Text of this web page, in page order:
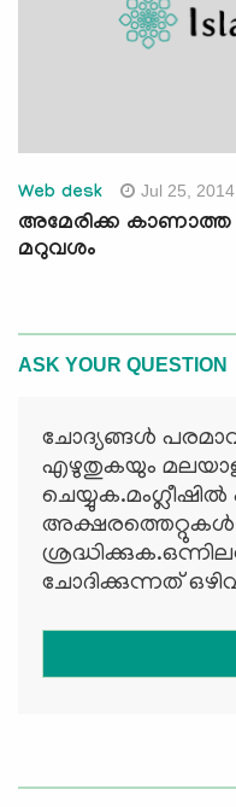
Web desk Jul 25, 2014
അമേരിക്ക
മറുവശം
ASK YOUR QUESTION
ചോദ്യങ്ങള്‍
എഴുതുകയും
അക്ഷരത്തെറ്റുകള്‍
ചോദിക്കുന്നത്